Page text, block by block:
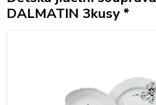
DALMATIN 3kusy *